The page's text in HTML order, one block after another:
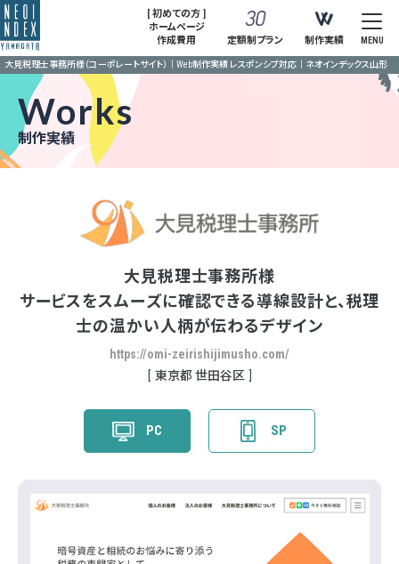
[ 初めての方 ]
ホームページ
作成費用
定額制プラン 制作実績 MENU
大見税理士事務所様（コーポレートサイト）｜Web制作実績 レスポンシブ対応｜ネオインデックス山形
Works
制作実績
大見税理士事務所様
サービスをスムーズに確認できる導線設計と、税理
士の温かい人柄が伝わるデザイン
https://omi-zeirishijimusho.com/
東京都 世⽥⾕区
PC SP